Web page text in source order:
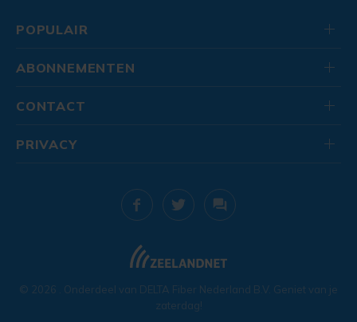
POPULAIR
ABONNEMENTEN
CONTACT
© 2026 . Onderdeel van DELTA Fiber Nederland B.V. Geniet van je
zaterdag!
PRIVACY